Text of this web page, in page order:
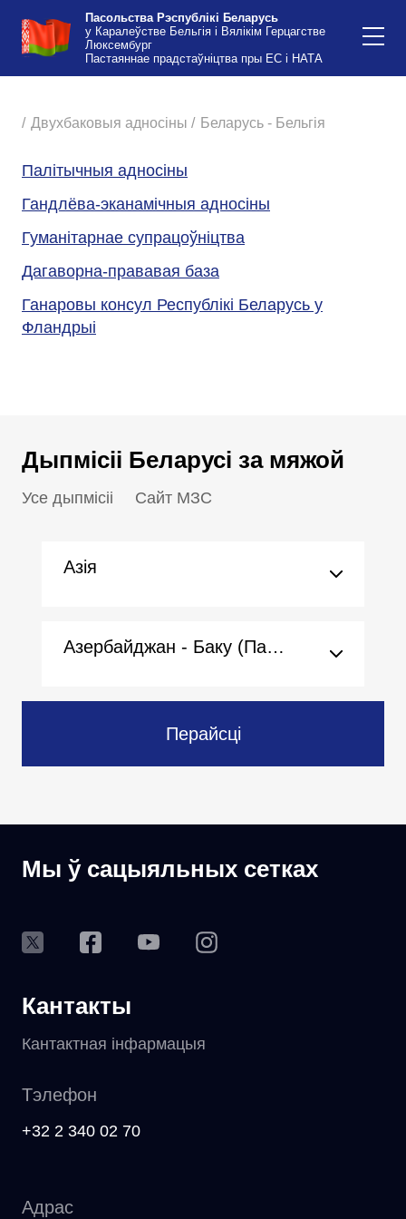
Пасольства Рэспублікі Беларусь
у Каралеўстве Бельгія і Вялікім Герцагстве
Люксембург
Пастаяннае прадстаўніцтва пры ЕС і НАТА
/ Двухбаковыя адносіны / Беларусь - Бельгія
Палітычныя адносіны
Гандлёва-эканамічныя адносіны
Гуманітарнае супрацоўніцтва
Дагаворна-прававая база
Ганаровы консул Республікі Беларусь у
Фландрыі
Дыпмісіі Беларусі за мяжой
Усе дыпмісіі Сайт МЗС
Азія
Азербайджан - Баку (Пасольства)
Перайсці
Мы ў сацыяльных сетках
Кантакты
Кантактная інфармацыя
Тэлефон
+32 2 340 02 70
Адрас